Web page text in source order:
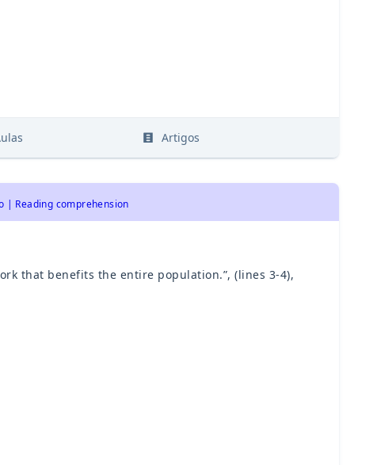
Artigos
| Reading comprehension
that benefits the entire population.”, (lines 3-4),